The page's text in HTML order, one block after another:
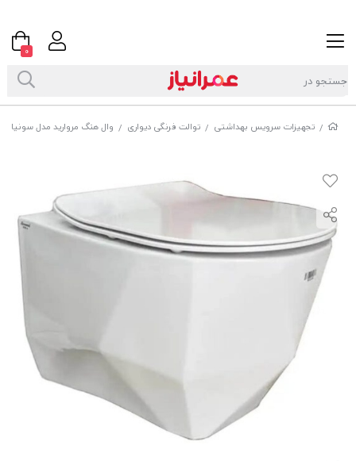
/ تجهیزات سرویس بهداشتی / توالت فرنگی دیواری / وال هنگ مروارید مدل سونیا
0